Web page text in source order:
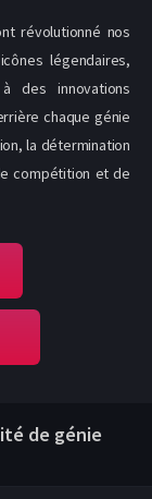
révolutionné nos
légendaires,
des innovations
chaque génie
la détermination
compétition et de
de génie